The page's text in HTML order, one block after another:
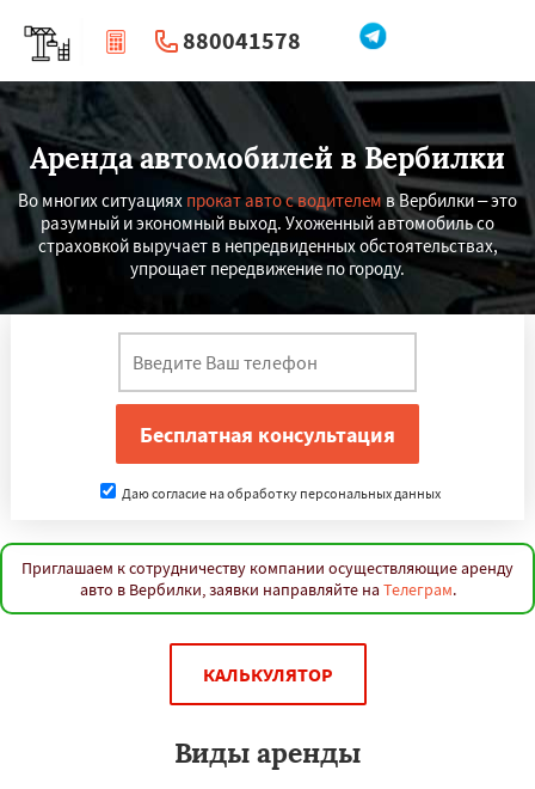
880041578
| Перезвоните мне
Аренда автомобилей в Вербилки
Во многих ситуациях прокат авто с водителемв Вербилки – это
разумный и экономный выход. Ухоженный автомобиль со
страховкой выручает в непредвиденных обстоятельствах,
упрощает передвижение по городу.
Даю согласие на обработку персональных данных
Приглашаем к сотрудничеству компании осуществляющие аренду
авто в Вербилки, заявки направляйте на Телеграм.
КАЛЬКУЛЯТОР
Виды аренды